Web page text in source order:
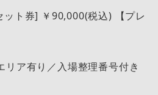
ト券] ￥90,000(税込) 【プレ
リア有り／入場整理番号付き